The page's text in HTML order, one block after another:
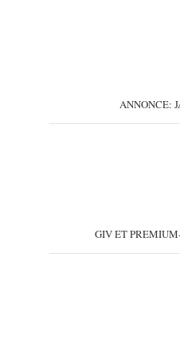
ANNONCE:
GIV ET